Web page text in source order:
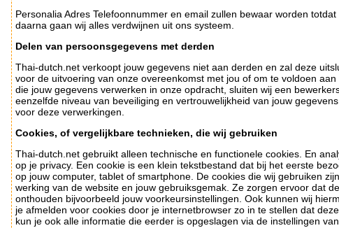
Personalia Adres Telefoonnummer en email zullen bewaar worden
daarna gaan wij alles verdwijnen uit ons systeem.
Delen van persoonsgegevens met derden
Thai-dutch.net verkoopt jouw gegevens niet aan derden en zal deze
voor de uitvoering van onze overeenkomst met jou of om te voldoen
die jouw gegevens verwerken in onze opdracht, sluiten wij een
eenzelfde niveau van beveiliging en vertrouwelijkheid van jouw
voor deze verwerkingen.
Cookies, of vergelijkbare technieken, die wij gebruiken
Thai-dutch.net gebruikt alleen technische en functionele cookies. En
op je privacy. Een cookie is een klein tekstbestand dat bij het eerste
op jouw computer, tablet of smartphone. De cookies die wij gebruiken
werking van de website en jouw gebruiksgemak. Ze zorgen ervoor dat
onthouden bijvoorbeeld jouw voorkeursinstellingen. Ook kunnen wij
je afmelden voor cookies door je internetbrowser zo in te stellen dat
kun je ook alle informatie die eerder is opgeslagen via de instellingen